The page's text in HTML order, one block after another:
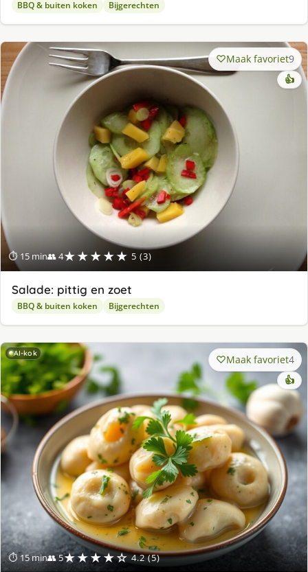
BBQ & buiten koken Bijgerechten
⏱ 15 min👥 4★★★★★ 5 (3)
Maak favoriet9
👍
Salade: pittig en zoet
BBQ & buiten koken Bijgerechten
AI-kok
⏱ 15 min👥 5★★★★☆ 4.2 (5)
Maak favoriet4
👍